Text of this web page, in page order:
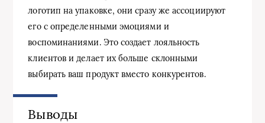
логотип на упаковке, они сразу же ассоциируют
его с определенными эмоциями и
воспоминаниями. Это создает лояльность
клиентов и делает их больше склонными
выбирать ваш продукт вместо конкурентов.
Выводы